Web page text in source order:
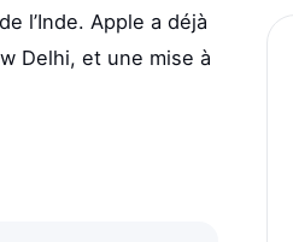
l’Inde. Apple a déjà
Delhi, et une mise à